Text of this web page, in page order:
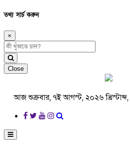
তথ্য সার্চ করুন
×
Close
আজ শুক্রবার, ৭ই আগস্ট, ২০২৬ খ্রিস্টাব্দ,